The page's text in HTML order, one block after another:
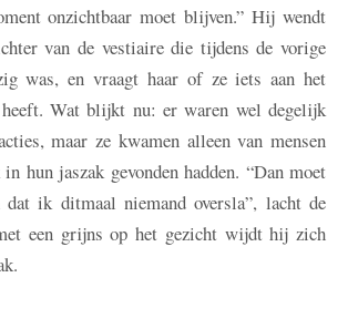
onzichtbaar moet blijven.” Hij wendt
van de vestiaire die tijdens de vorige
was, en vraagt haar of ze iets aan het
Wat blijkt nu: er waren wel degelijk
maar ze kwamen alleen van mensen
hun jaszak gevonden hadden. “Dan moet
ik ditmaal niemand oversla”, lacht de
een grijns op het gezicht wijdt hij zich